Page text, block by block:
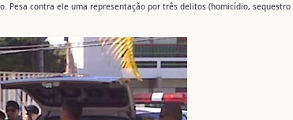
Pesa contra ele uma representação por três delitos (homicídio, sequestro